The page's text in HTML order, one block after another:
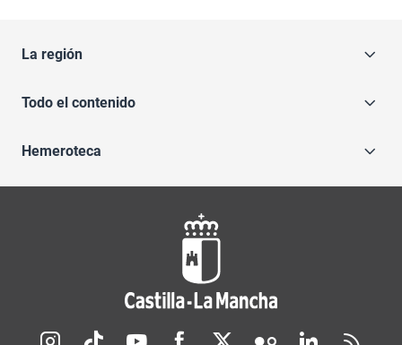
La región
Todo el contenido
Hemeroteca